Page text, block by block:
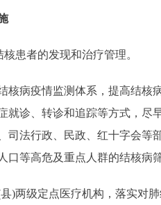
者的发现和治疗管理。
病疫情监测体系，提高结核病
就诊、转诊和追踪等方式，尽
司法行政、民政、红十字会等
口等高危及重点人群的结核病
级定点医疗机构，落实对肺